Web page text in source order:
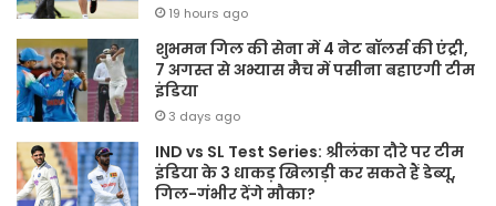
19 hours ago
शुभमन गिल की सेना में 4 नेट बॉलर्स की एंट्री,
7 अगस्त से अभ्यास मैच में पसीना बहाएगी टीम
इंडिया
3 days ago
IND vs SL Test Series: श्रीलंका दौरे पर टीम
इंडिया के 3 धाकड़ खिलाड़ी कर सकते हैं डेब्यू,
गिल-गंभीर देंगे मौका?